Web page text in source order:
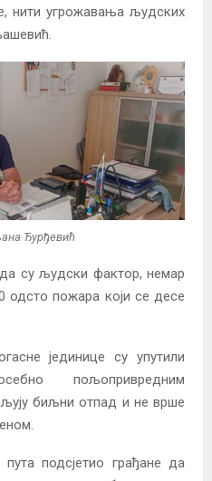
нити угрожавања људских
Ђурђевић
су људски фактор, немар
пожара који се десе
јединице су упутили
пољопривредним
биљни отпад и не врше
подсјетио грађане да